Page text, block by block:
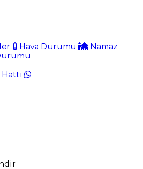
Hava Durumu
Namaz